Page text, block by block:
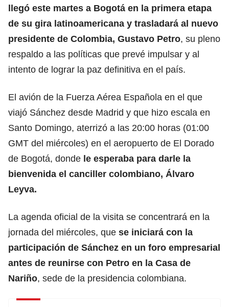
llegó este martes a Bogotá en la primera etapa
de su gira latinoamericana y trasladará al nuevo
presidente de Colombia, Gustavo Petro, su pleno
respaldo a las políticas que prevé impulsar y al
intento de lograr la paz definitiva en el país.
El avión de la Fuerza Aérea Española en el que
viajó Sánchez desde Madrid y que hizo escala en
Santo Domingo, aterrizó a las 20:00 horas (01:00
GMT del miércoles) en el aeropuerto de El Dorado
de Bogotá, donde le esperaba para darle la
bienvenida el canciller colombiano, Álvaro
Leyva.
La agenda oficial de la visita se concentrará en la
jornada del miércoles, que se iniciará con la
participación de Sánchez en un foro empresarial
antes de reunirse con Petro en la Casa de
Nariño, sede de la presidencia colombiana.